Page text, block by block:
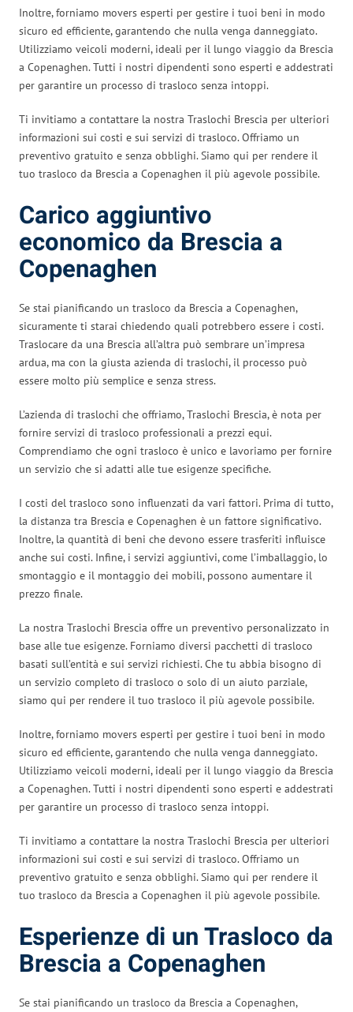
Inoltre, forniamo movers esperti per gestire i tuoi beni in modo
sicuro ed efficiente, garantendo che nulla venga danneggiato.
Utilizziamo veicoli moderni, ideali per il lungo viaggio da Brescia
a Copenaghen. Tutti i nostri dipendenti sono esperti e addestrati
per garantire un processo di trasloco senza intoppi.
Ti invitiamo a contattare la nostra Traslochi Brescia per ulteriori
informazioni sui costi e sui servizi di trasloco. Offriamo un
preventivo gratuito e senza obblighi. Siamo qui per rendere il
tuo trasloco da Brescia a Copenaghen il più agevole possibile.
Carico aggiuntivo
economico da Brescia a
Copenaghen
Se stai pianificando un trasloco da Brescia a Copenaghen,
sicuramente ti starai chiedendo quali potrebbero essere i costi.
Traslocare da una Brescia all’altra può sembrare un’impresa
ardua, ma con la giusta azienda di traslochi, il processo può
essere molto più semplice e senza stress.
L’azienda di traslochi che offriamo, Traslochi Brescia, è nota per
fornire servizi di trasloco professionali a prezzi equi.
Comprendiamo che ogni trasloco è unico e lavoriamo per fornire
un servizio che si adatti alle tue esigenze specifiche.
I costi del trasloco sono influenzati da vari fattori. Prima di tutto,
la distanza tra Brescia e Copenaghen è un fattore significativo.
Inoltre, la quantità di beni che devono essere trasferiti influisce
anche sui costi. Infine, i servizi aggiuntivi, come l’imballaggio, lo
smontaggio e il montaggio dei mobili, possono aumentare il
prezzo finale.
La nostra Traslochi Brescia offre un preventivo personalizzato in
base alle tue esigenze. Forniamo diversi pacchetti di trasloco
basati sull’entità e sui servizi richiesti. Che tu abbia bisogno di
un servizio completo di trasloco o solo di un aiuto parziale,
siamo qui per rendere il tuo trasloco il più agevole possibile.
Inoltre, forniamo movers esperti per gestire i tuoi beni in modo
sicuro ed efficiente, garantendo che nulla venga danneggiato.
Utilizziamo veicoli moderni, ideali per il lungo viaggio da Brescia
a Copenaghen. Tutti i nostri dipendenti sono esperti e addestrati
per garantire un processo di trasloco senza intoppi.
Ti invitiamo a contattare la nostra Traslochi Brescia per ulteriori
informazioni sui costi e sui servizi di trasloco. Offriamo un
preventivo gratuito e senza obblighi. Siamo qui per rendere il
tuo trasloco da Brescia a Copenaghen il più agevole possibile.
Esperienze di un Trasloco da
Brescia a Copenaghen
Se stai pianificando un trasloco da Brescia a Copenaghen,